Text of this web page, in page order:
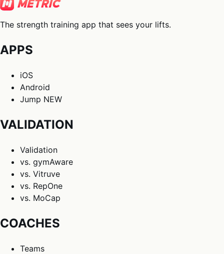
The strength training app that sees your lifts.
APPS
iOS
Android
Jump NEW
VALIDATION
Validation
vs. gymAware
vs. Vitruve
vs. RepOne
vs. MoCap
COACHES
Teams